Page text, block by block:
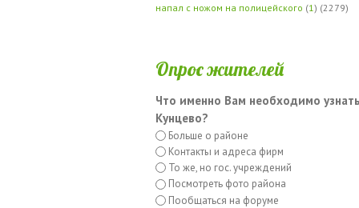
напал с ножом на полицейского (1 ) (2279)
Опрос жителей
Что именно Вам необходимо
Кунцево?
Больше о районе
Контакты и адреса фирм
То же, но гос. учреждений
Посмотреть фото района
Пообщаться на форуме